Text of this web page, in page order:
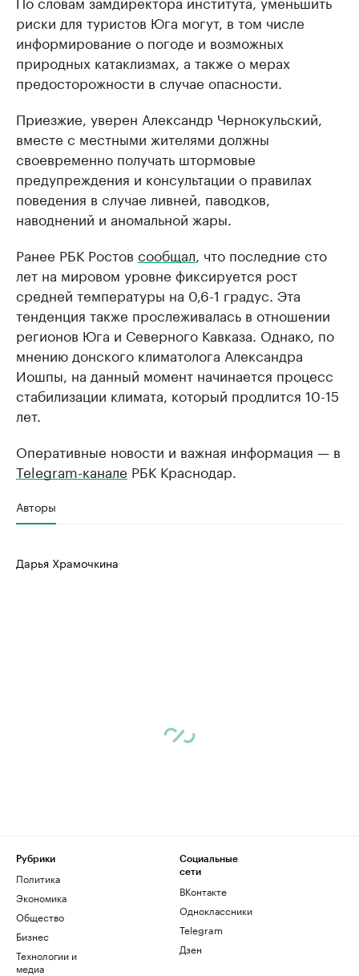
риски для туристов Юга могут, в том числе
информирование о погоде и возможных
природных катаклизмах, а также о мерах
предосторожности в случае опасности.
Приезжие, уверен Александр Чернокульский,
вместе с местными жителями должны
своевременно получать штормовые
предупреждения и консультации о правилах
поведения в случае ливней, паводков,
наводнений и аномальной жары.
Ранее РБК Ростов сообщал , что последние сто
лет на мировом уровне фиксируется рост
средней температуры на 0,6-1 градус. Эта
тенденция также прослеживалась в отношении
регионов Юга и Северного Кавказа. Однако, по
мнению донского климатолога Александра
Иошпы, на данный момент начинается процесс
стабилизации климата, который продлится 10-15
лет.
Оперативные новости и важная информация — в
Telegram-канале РБК Краснодар.
Авторы
Дарья Храмочкина
Рубрики
Политика
Экономика
Общество
Бизнес
Технологии и
медиа
Социальные
сети
ВКонтакте
Одноклассники
Telegram
Дзен